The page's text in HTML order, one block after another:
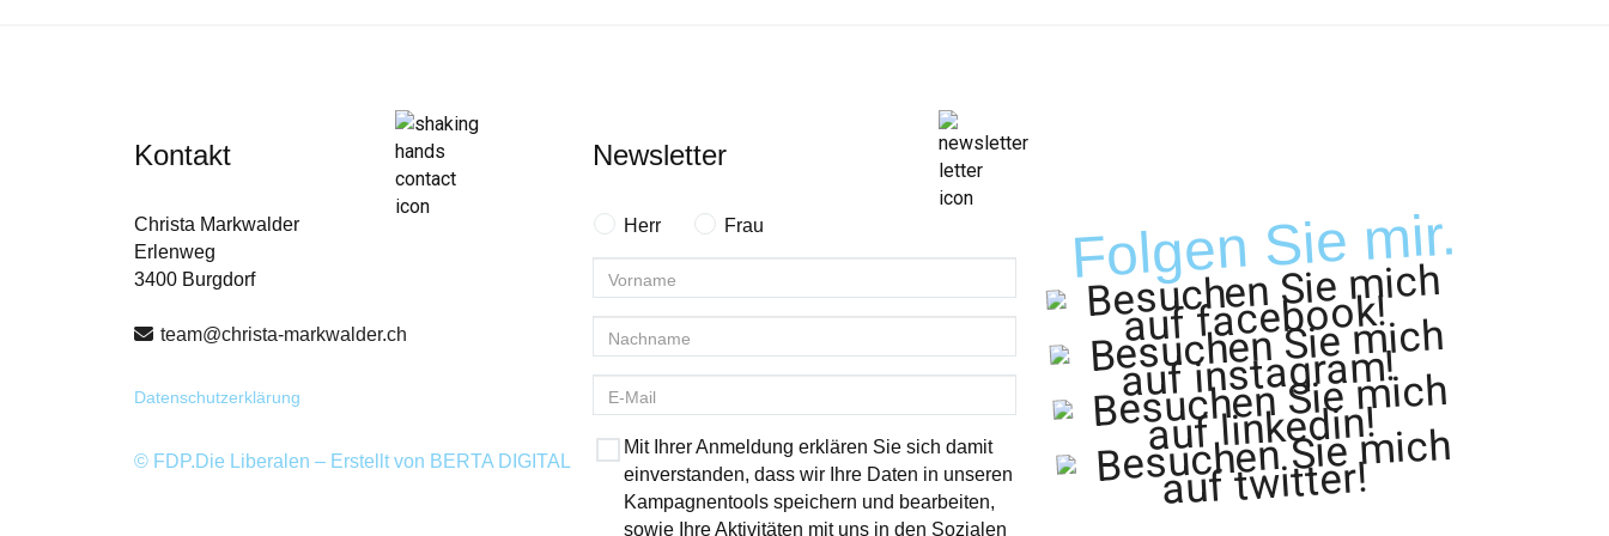
Kontakt
Christa Markwalder
Erlenweg
3400 Burgdorf
team@christa-markwalder.ch
Datenschutzerklärung
© FDP.Die Liberalen – Erstellt von BERTA DIGITAL
Newsletter
Herr Frau
Mit Ihrer Anmeldung erklären Sie sich damit
einverstanden, dass wir Ihre Daten in unseren
Kampagnentools speichern und bearbeiten,
sowie Ihre Aktivitäten mit uns in den Sozialen
Folgen Sie mir.